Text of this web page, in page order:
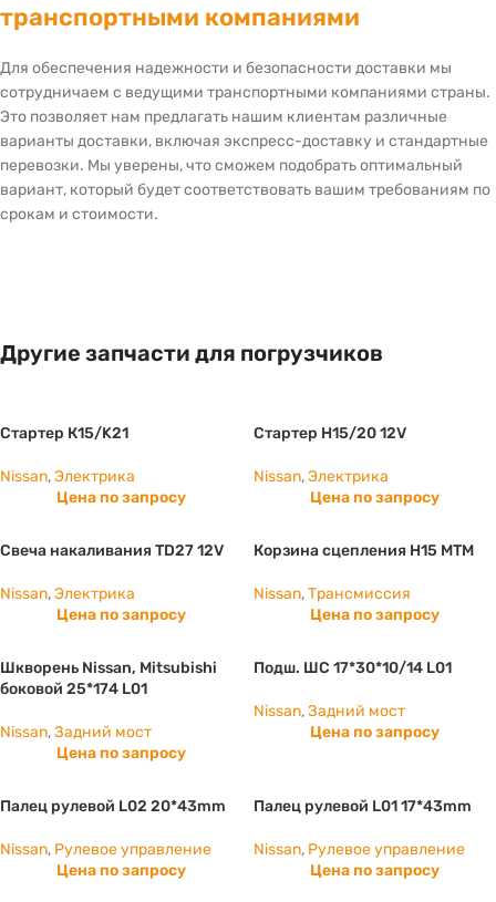
транспортными компаниями
Для обеспечения надежности и безопасности доставки мы
сотрудничаем с ведущими транспортными компаниями страны.
Это позволяет нам предлагать нашим клиентам различные
варианты доставки, включая экспресс-доставку и стандартные
перевозки. Мы уверены, что сможем подобрать оптимальный
вариант, который будет соответствовать вашим требованиям по
срокам и стоимости.
Другие запчасти для погрузчиков
Стартер К15/K21
Nissan,Электрика
Цена по запросу
Стартер Н15/20 12V
Nissan,Электрика
Цена по запросу
Свеча накаливания TD27 12V
Nissan,Электрика
Цена по запросу
Корзина сцепления H15 МТМ
Nissan,Трансмиссия
Цена по запросу
Шкворень Nissan, Mitsubishi
боковой 25*174 L01
Nissan,Задний мост
Цена по запросу
Подш. ШС 17*30*10/14 L01
Nissan,Задний мост
Цена по запросу
Палец рулевой L02 20*43mm
Nissan, Рулевое управление
Цена по запросу
Палец рулевой L01 17*43mm
Nissan, Рулевое управление
Цена по запросу